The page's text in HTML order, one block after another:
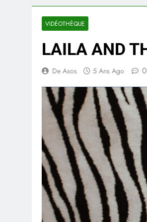
VIDÉOTHÈQUE
LAILA AND
De Asos 5 Ans Ago 0